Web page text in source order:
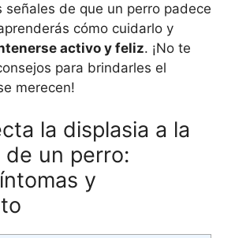
señales de que un perro padece
cómo cuidarlo y
activo y feliz. ¡No te
para brindarles el
merecen!
la displasia a la
de un perro:
y